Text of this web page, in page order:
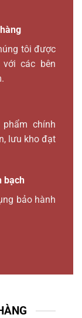
tôi được
các bên
chính
lưu kho đạt
bạch
bảo hành